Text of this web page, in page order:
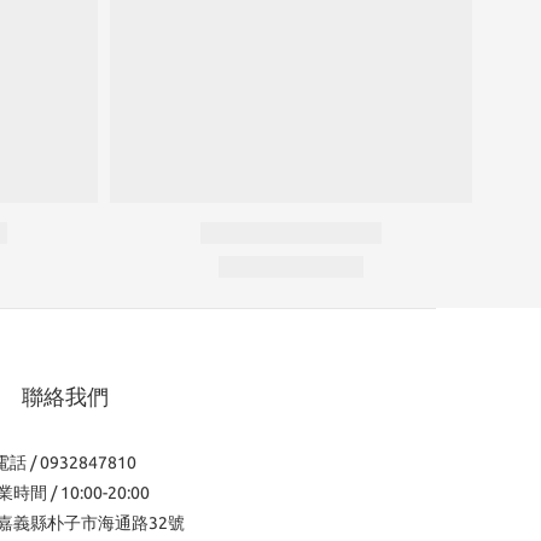
聯絡我們
話 / 0932847810
時間 / 10:00-20:00
義縣朴子市海通路32號